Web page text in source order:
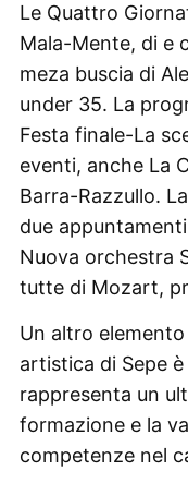
Le Quattro
Mala-Mente, di e
meza buscia di
under 35. La
Festa finale-La
eventi, anche La
Barra-Razzullo.
due
Nuova orchestra
tutte di Mozart,
Un altro
artistica di Sepe è
rappresenta un
formazione e la
competenze nel